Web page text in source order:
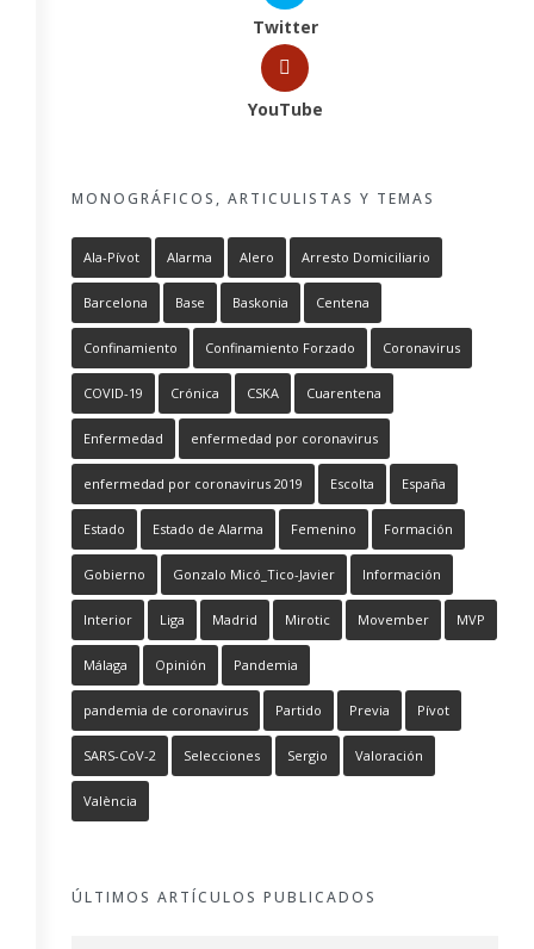
Twitter
YouTube
MONOGRÁFICOS, ARTICULISTAS Y TEMAS
Ala-Pívot Alarma Alero Arresto Domiciliario
Barcelona Base Baskonia Centena
Confinamiento Confinamiento Forzado Coronavirus
COVID-19 Crónica CSKA Cuarentena
Enfermedad enfermedad por coronavirus
enfermedad por coronavirus 2019 Escolta España
Estado Estado de Alarma Femenino Formación
Gobierno Gonzalo Micó_Tico-Javier Información
Interior Liga Madrid Mirotic Movember MVP
Málaga Opinión Pandemia
pandemia de coronavirus Partido Previa Pívot
SARS-CoV-2 Selecciones Sergio Valoración
València
ÚLTIMOS ARTÍCULOS PUBLICADOS